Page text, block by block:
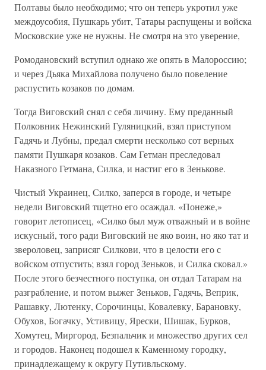
Полтавы было необходимо; что он теперь укротил уже
междоусобия, Пушкарь убит, Татары распущены и войска
Московские уже не нужны. Не смотря на это уверение,
Ромодановский вступил однако же опять в Малороссию;
и через Дьяка Михайлова получено было повеление
распустить козаков по домам.
Тогда Виговский снял с себя личину. Ему преданный
Полковник Нежинский Гуляницкий, взял приступом
Гадячь и Лубны, предал смерти несколько сот верных
памяти Пушкаря козаков. Сам Гетман преследовал
Наказного Гетмана, Силка, и настиг его в Зенькове.
Чистый Украинец, Силко, заперся в городе, и четыре
недели Виговский тщетно его осаждал. «Понеже,»
говорит летописец, «Силко был муж отважный и в войне
искусный, того ради Виговский не яко воин, но яко тат и
звероловец, заприсяг Силкови, что в целости его с
войском отпустить; взял город Зеньков, и Силка сковал.»
После этого безчестного поступка, он отдал Татарам на
разграбление, и потом выжег Зеньков, Гадячь, Веприк,
Рашавку, Лютенку, Сорочинцы, Ковалевку, Барановку,
Обухов, Богачку, Устивицу, Ярески, Шишак, Бурков,
Хомутец, Миргород, Безпальчик и множество других сел
и городов. Наконец подошел к Каменному городку,
принадлежащему к округу Путивльскому.